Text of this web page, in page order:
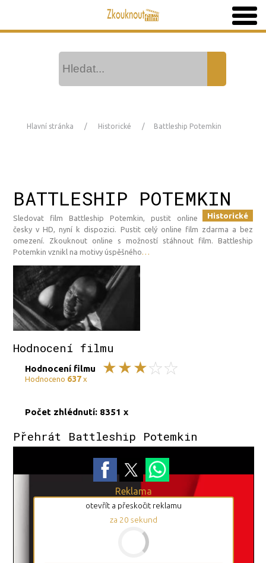
Hlavní stránka Historické Battleship Potemkin
BATTLESHIP POTEMKIN
Historické
Sledovat film Battleship Potemkin, pustit online
česky v HD, nyní k dispozici. Pustit celý online film zdarma a bez
omezení. Zkouknout online s možností stáhnout film. Battleship
Potemkin vznikl na motivy úspěšného
Hodnocení filmu
Hodnocení filmu
Hodnoceno 637x
Počet zhlédnutí: 8351 x
Přehrát Battleship Potemkin
Reklama
otevřít a přeskočit reklamu
za 19 sekund